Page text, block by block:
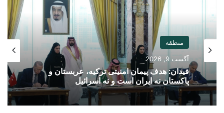
منطقه
آگست 9, 2026
فیدان: هدف پیمان امنیتی ترکیه، عربستان و
پاکستان نه ایران است و نه اسرائیل